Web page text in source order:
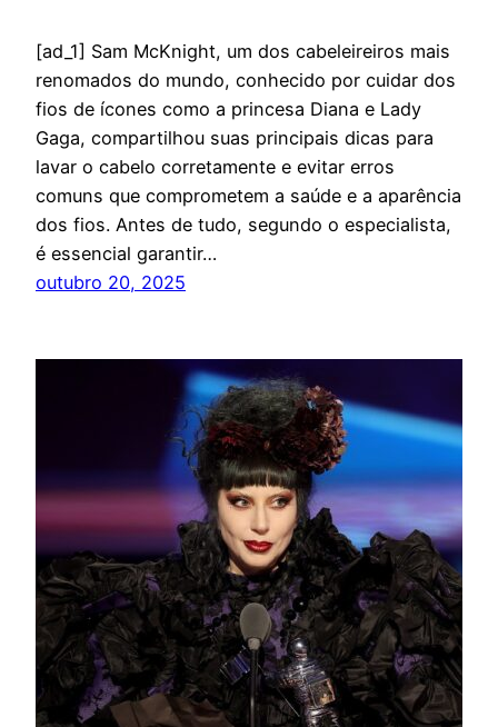
[ad_1] Sam McKnight, um dos cabeleireiros mais
renomados do mundo, conhecido por cuidar dos
fios de ícones como a princesa Diana e Lady
Gaga, compartilhou suas principais dicas para
lavar o cabelo corretamente e evitar erros
comuns que comprometem a saúde e a aparência
dos fios. Antes de tudo, segundo o especialista,
é essencial garantir…
outubro 20, 2025